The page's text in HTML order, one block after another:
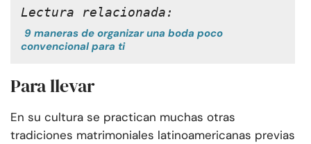
Lectura relacionada:
9 maneras de organizar una boda poco
convencional para ti
Para llevar
En su cultura se practican muchas otras
tradiciones matrimoniales latinoamericanas previas